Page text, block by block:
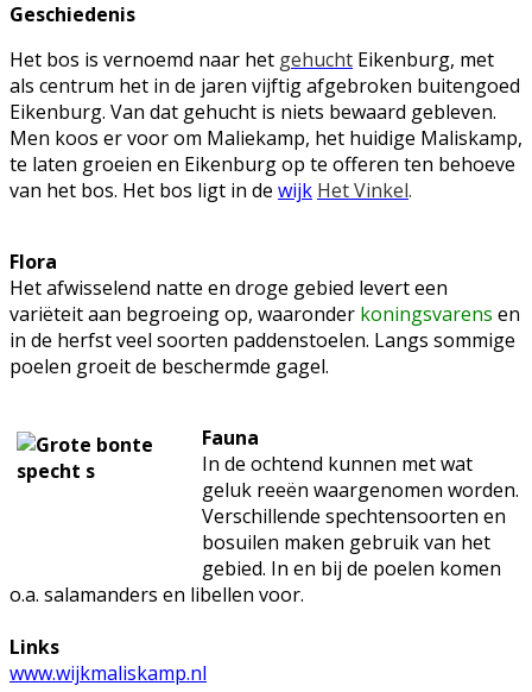
Geschiedenis
Het bos is vernoemd naar het gehucht Eikenburg, met
als centrum het in de jaren vijftig afgebroken buitengoed
Eikenburg. Van dat gehucht is niets bewaard gebleven.
Men koos er voor om Maliekamp, het huidige Maliskamp,
te laten groeien en Eikenburg op te offeren ten behoeve
van het bos. Het bos ligt in de wijk Het Vinkel.
Flora
Het afwisselend natte en droge gebied levert een
variëteit aan begroeing op, waaronder koningsvarens en
in de herfst veel soorten paddenstoelen. Langs sommige
poelen groeit de beschermde gagel.
Fauna
In de ochtend kunnen met wat
geluk reeën waargenomen worden.
Verschillende spechtensoorten en
bosuilen maken gebruik van het
gebied. In en bij de poelen komen
o.a. salamanders en libellen voor.
Links
www.wijkmaliskamp.nl